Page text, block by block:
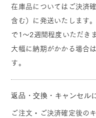
在庫品についてはご決済
含む）に発送いたします
で1～2週間程度いただき
大幅に納期がかかる場合
す。
返品・交換・キャンセル
ご注文・ご決済確定後の